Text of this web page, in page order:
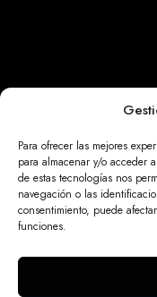
Para ofrecer las mejores
para almacenar y/o acceder
de estas tecnologías nos
navegación o las
consentimiento, puede
funciones.